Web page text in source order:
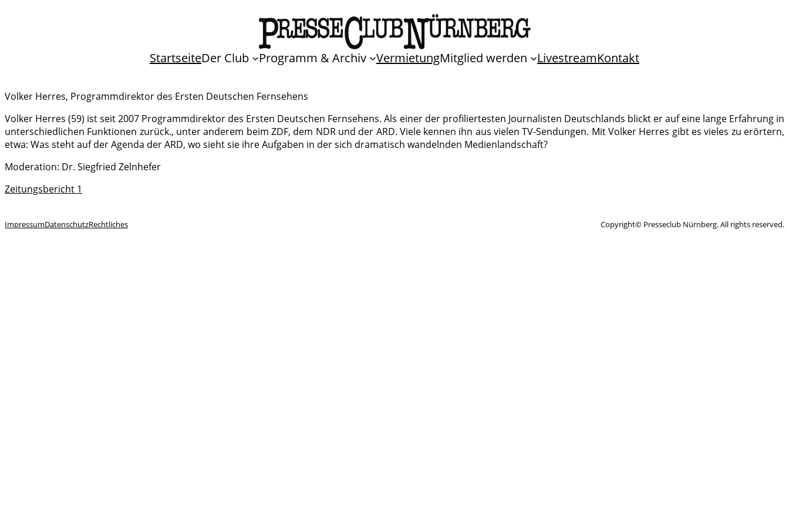
StartseiteDer Club Programm & Archiv VermietungMitglied werden LivestreamKontakt
Volker Herres, Programmdirektor des Ersten Deutschen Fernsehens
Volker Herres (59) ist seit 2007 Programmdirektor des Ersten Deutschen Fernsehens. Als einer der profiliertesten Journalisten Deutschlands blickt er auf eine lange Erfahrung in
unterschiedlichen Funktionen zurück., unter anderem beim ZDF, dem NDR und der ARD. Viele kennen ihn aus vielen TV-Sendungen. Mit Volker Herres gibt es vieles zu erörtern,
etwa: Was steht auf der Agenda der ARD, wo sieht sie ihre Aufgaben in der sich dramatisch wandelnden Medienlandschaft?
Moderation: Dr. Siegfried Zelnhefer
Zeitungsbericht 1
ImpressumDatenschutzRechtliches Copyright© Presseclub Nürnberg. All rights reserved.